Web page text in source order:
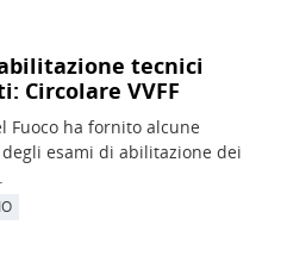
tecnici
Circolare VVFF
Fuoco ha fornito alcune
esami di abilitazione dei